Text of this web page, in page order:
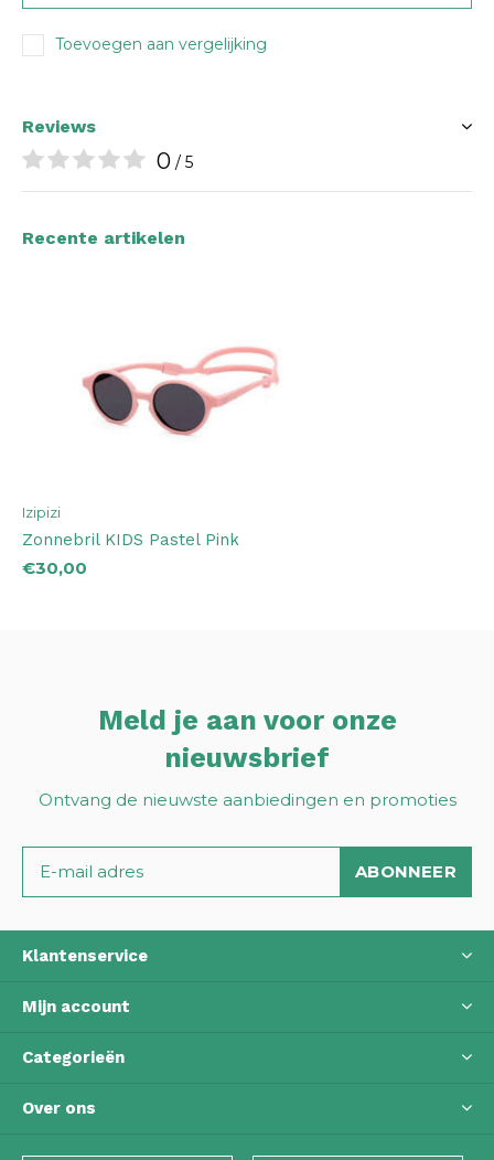
Toevoegen aan vergelijking
Reviews
0 / 5
Recente artikelen
Izipizi
Zonnebril KIDS Pastel Pink
€30,00
Meld je aan voor onze
nieuwsbrief
Ontvang de nieuwste aanbiedingen en promoties
ABONNEER
Klantenservice
Mijn account
Categorieën
Over ons